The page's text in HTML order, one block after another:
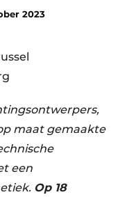
2023
maat gemaakte
een
Op 18